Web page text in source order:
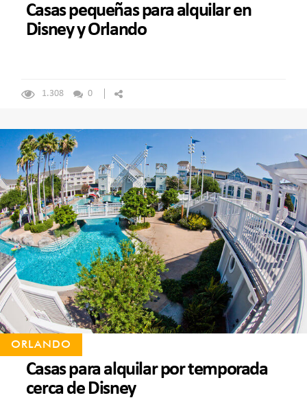
Casas pequeñas para alquilar en
Disney y Orlando
1.308 0
ORLANDO
Casas para alquilar por temporada
cerca de Disney